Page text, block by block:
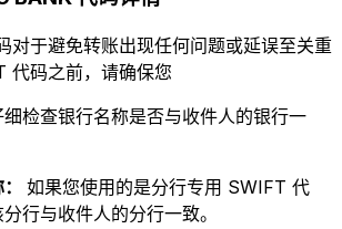
对于避免转账出现任何问题或延误至关重
代码之前，请确保您
细检查银行名称是否与收件人的银行一
如果您使用的是分行专用 SWIFT 代
行与收件人的分行一致。